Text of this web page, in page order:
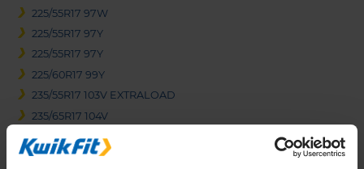
225/55R17 97W
225/55R17 97Y
225/55R17 97Y
225/60R17 99Y
235/55R17 103V EXTRALOAD
235/65R17 104V
235/65R17 108V EXTRALOAD
235/65R17 108V EXTRALOAD